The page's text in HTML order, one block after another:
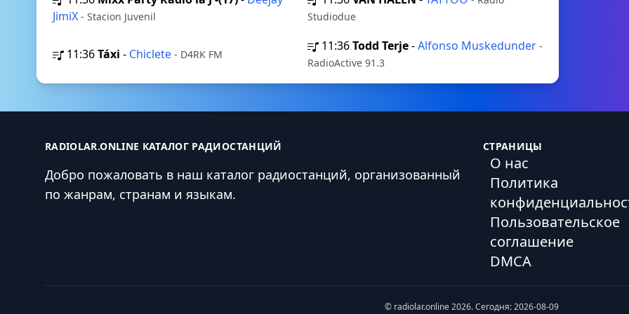
JimiX - Stacion Juvenil
Studiodue
11:36Táxi - Chiclete - D4RK FM
11:36Todd Terje-Alfonso Muskedunder -
RadioActive 91.3
RADIOLAR.ONLINE КАТАЛОГ РАДИОСТАНЦИЙ
Добро пожаловать в наш каталог радиостанций, организованный
по жанрам, странам и языкам.
СТРАНИЦЫ
О нас
Политика
Пользовательское
соглашение
DMCA
© radiolar.online 2026. Сегодня: 2026-08-09